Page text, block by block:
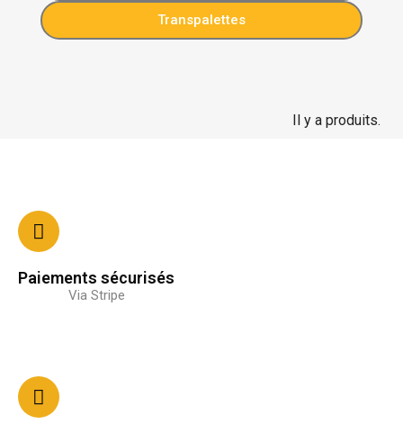
Transpalettes
Il y a produits.
Paiements sécurisés
Via Stripe